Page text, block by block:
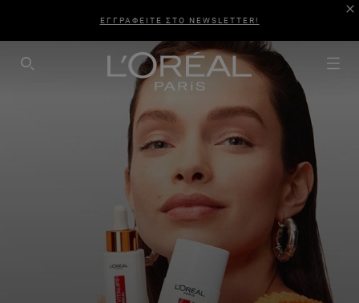
ΕΓΓΡΑΦΕΙΤΕ ΣΤΟ NEWSLETTER!
SEARCH THIS SITE